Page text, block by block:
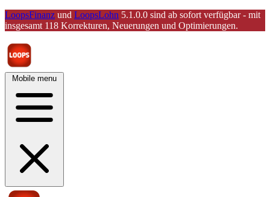
LoopsFinanz und LoopsLohn 5.1.0.0 sind ab sofort verfügbar - mit
insgesamt 118 Korrekturen, Neuerungen und Optimierungen.
Mobile menu